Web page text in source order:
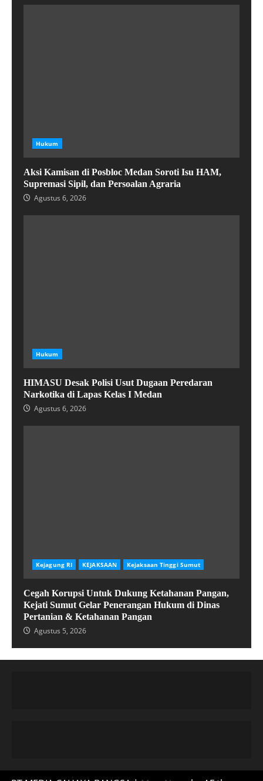
Hukum
Aksi Kamisan di Posbloc Medan Soroti Isu HAM,
Supremasi Sipil, dan Persoalan Agraria
Agustus 6, 2026
Hukum
HIMASU Desak Polisi Usut Dugaan Peredaran
Narkotika di Lapas Kelas I Medan
Agustus 6, 2026
Kejagung RI KEJAKSAAN Kejaksaan Tinggi Sumut
Cegah Korupsi Untuk Dukung Ketahanan Pangan,
Kejati Sumut Gelar Penerangan Hukum di Dinas
Pertanian & Ketahanan Pangan
Agustus 5, 2026